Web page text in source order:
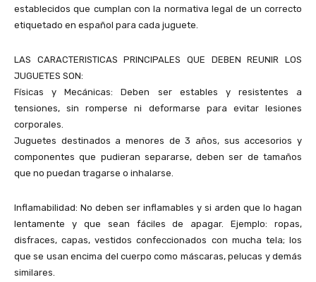
establecidos que cumplan con la normativa legal de un correcto
etiquetado en español para cada juguete.
LAS CARACTERISTICAS PRINCIPALES QUE DEBEN REUNIR LOS
JUGUETES SON:
Físicas y Mecánicas: Deben ser estables y resistentes a
tensiones, sin romperse ni deformarse para evitar lesiones
corporales.
Juguetes destinados a menores de 3 años, sus accesorios y
componentes que pudieran separarse, deben ser de tamaños
que no puedan tragarse o inhalarse.
Inflamabilidad: No deben ser inflamables y si arden que lo hagan
lentamente y que sean fáciles de apagar. Ejemplo: ropas,
disfraces, capas, vestidos confeccionados con mucha tela; los
que se usan encima del cuerpo como máscaras, pelucas y demás
similares.